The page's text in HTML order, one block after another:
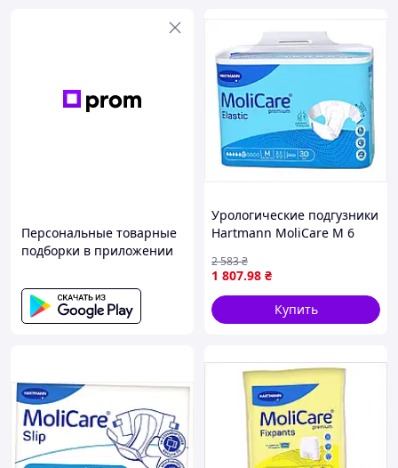
Персональные товарные
подборки в приложении
Урологические подгузники
Hartmann MoliCare M 6
1 807.98 ₴
2 583₴
Купить